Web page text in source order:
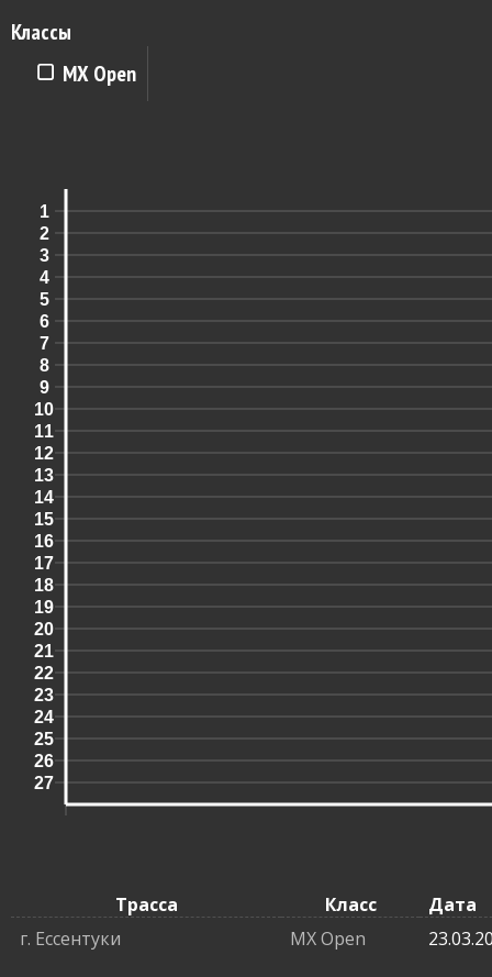
Классы
MX Open
1
2
3
4
5
6
7
8
9
10
11
12
13
14
15
16
17
18
19
20
21
22
23
24
25
26
27
Трасса Класс
Дата
г. Ессентуки
MX Open